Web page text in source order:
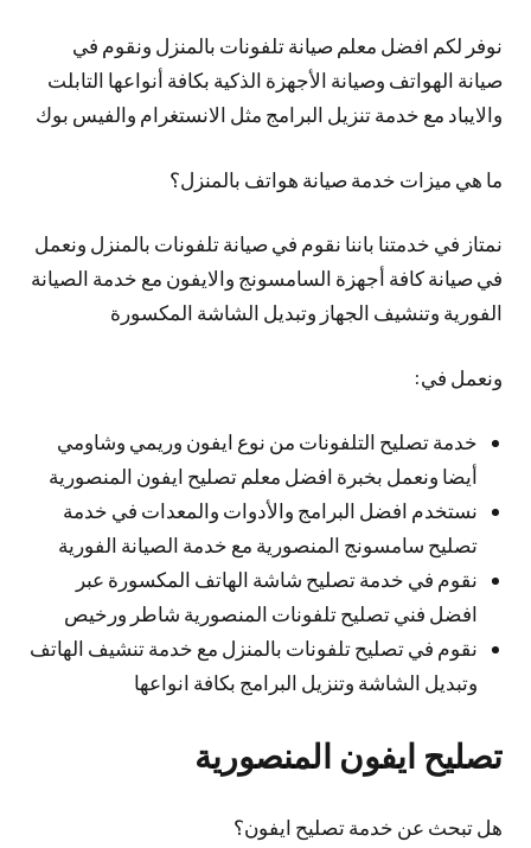
نوفر لكم افضل معلم صيانة تلفونات بالمنزل ونقوم في
صيانة الهواتف وصيانة الأجهزة الذكية بكافة أنواعها التابلت
والايباد مع خدمة تنزيل البرامج مثل الانستغرام والفيس بوك
ما هي ميزات خدمة صيانة هواتف بالمنزل؟
نمتاز في خدمتنا باننا نقوم في صيانة تلفونات بالمنزل ونعمل
في صيانة كافة أجهزة السامسونج والايفون مع خدمة الصيانة
الفورية وتنشيف الجهاز وتبديل الشاشة المكسورة
ونعمل في:
خدمة تصليح التلفونات من نوع ايفون وريمي وشاومي
أيضا ونعمل بخبرة افضل معلم تصليح ايفون المنصورية
نستخدم افضل البرامج والأدوات والمعدات في خدمة
تصليح سامسونج المنصورية مع خدمة الصيانة الفورية
نقوم في خدمة تصليح شاشة الهاتف المكسورة عبر
افضل فني تصليح تلفونات المنصورية شاطر ورخيص
نقوم في تصليح تلفونات بالمنزل مع خدمة تنشيف الهاتف
وتبديل الشاشة وتنزيل البرامج بكافة انواعها
تصليح ايفون المنصورية
هل تبحث عن خدمة تصليح ايفون؟